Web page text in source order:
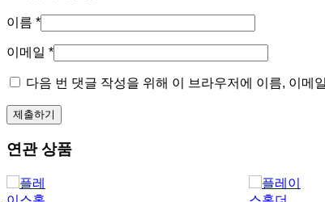
이름 *
이메일 *
다음 번 댓글 작성을 위해 이 브라우저에 이름, 이메
연관 상품